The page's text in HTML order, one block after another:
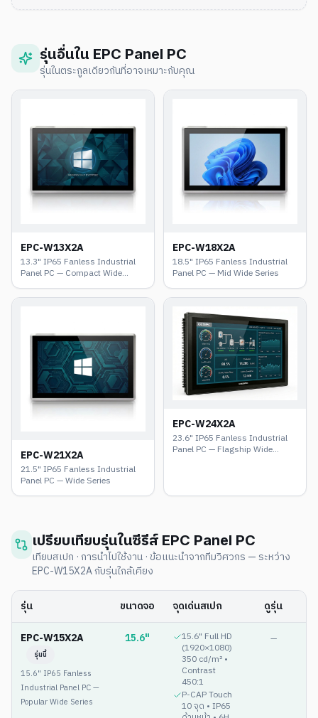
รุ่นอื่นใน EPC Panel PC
รุ่นในตระกูลเดียวกันที่อาจเหมาะกับคุณ
EPC-W13X2A
13.3" IP65 Fanless Industrial
Panel PC — Compact Wide
Series
EPC-W18X2A
18.5" IP65 Fanless Industrial
Panel PC — Mid Wide Series
EPC-W21X2A
21.5" IP65 Fanless Industrial
Panel PC — Wide Series
EPC-W24X2A
23.6" IP65 Fanless Industrial
Panel PC — Flagship Wide
เปรียบเทียบรุ่นในซีรีส์ EPC Panel PC
เทียบสเปก · การนำไปใช้งาน · ข้อแนะนำจากทีมวิศวกร — ระหว่าง
EPC-W15X2Aกับรุ่นใกล้เคียง
รุ่น ขนาดจอ จุดเด่นสเปก
ดูรุ่น
EPC-W15X2A
รุ่นนี้
15.6" IP65 Fanless
Industrial Panel PC —
Popular Wide Series
15.6"
15.6" Full HD
(1920×1080)
350 cd/m² •
Contrast
450:1
P-CAP Touch
10 จุด • IP65
—